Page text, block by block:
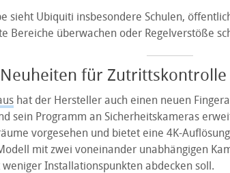
sieht Ubiquiti insbesondere Schulen,
Bereiche überwachen oder Regelverstöße
für
hat der Hersteller auch einen neuen
sein Programm an Sicherheitskameras
vorgesehen und bietet eine 4K-
mit zwei voneinander unabhängigen
Installationspunkten abdecken soll.